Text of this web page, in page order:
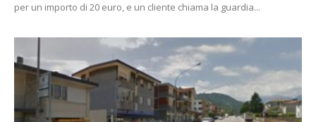
per un importo di 20 euro, e un cliente chiama la guardia...